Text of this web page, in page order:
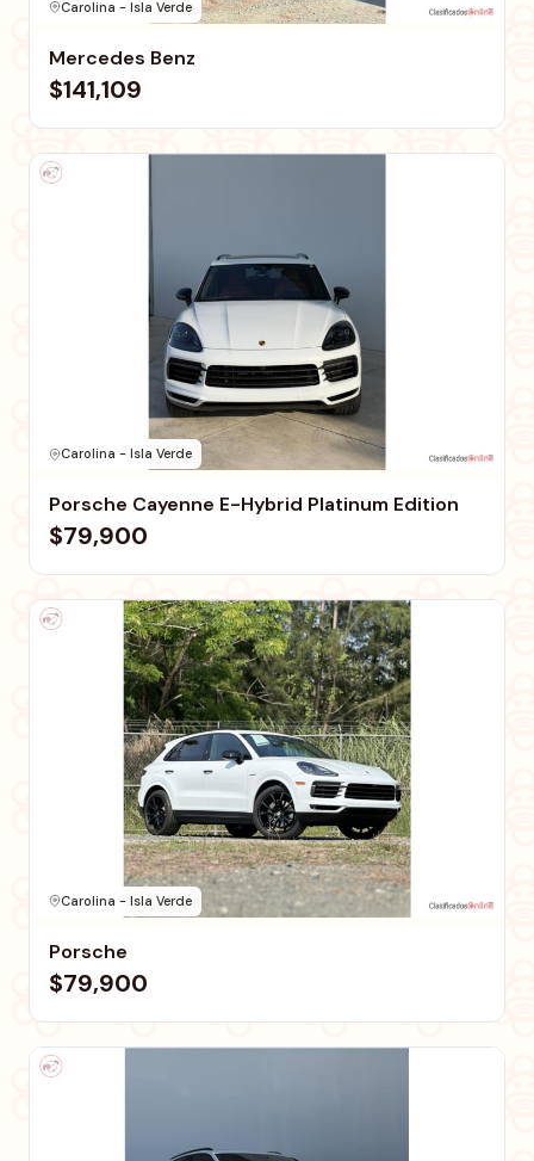
Carolina - Isla Verde
Mercedes Benz
$141,109
Carolina - Isla Verde
Porsche Cayenne E-Hybrid Platinum Edition
$79,900
Carolina - Isla Verde
Porsche
$79,900